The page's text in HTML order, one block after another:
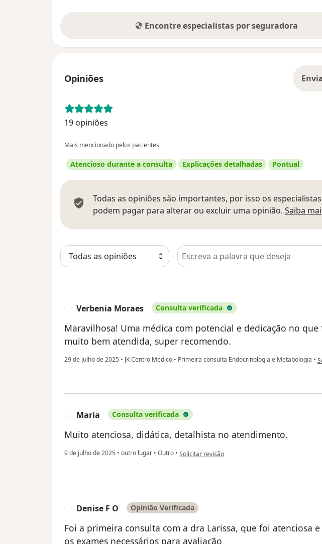
Encontre especialistas por seguradora
Opiniões
19 opiniões
Mais mencionado pelos pacientes
Atencioso durante a consulta Explicações detalhadas Pontual
Todas as opiniões são importantes, por isso os
podem pagar para alterar ou excluir uma opinião. Saiba
Pesquisar em opiniões
Verbenia Moraes Consulta verificada
Maravilhosa! Uma médica com potencial e dedicação no que
muito bem atendida, super recomendo.
29 de julho de 2025 • JK Centro Médico • Primeira consulta Endocrinologia e Metabologia •
Maria Consulta verificada
Muito atenciosa, didática, detalhista no atendimento.
9 de julho de 2025 • outro lugar • Outro • na opinião do utilizador Maria
Solicitar revisão
Denise F O Opinião Verificada
Foi a primeira consulta com a dra Larissa, que foi atenciosa
os exames necessários para avaliação